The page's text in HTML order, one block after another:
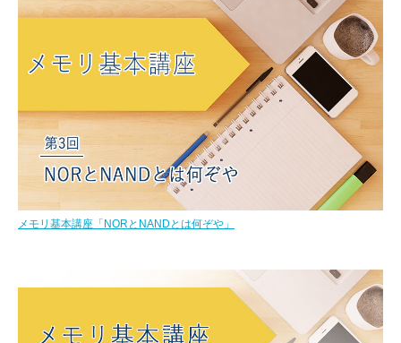
メモリ基本講座「NORとNANDとは何ぞや」